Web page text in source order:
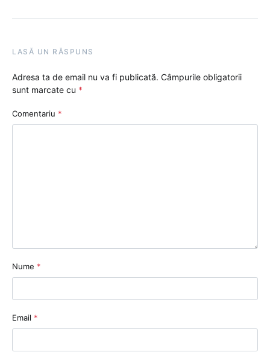
LASĂ UN RĂSPUNS
Adresa ta de email nu va fi publicată. Câmpurile obligatorii
sunt marcate cu *
Comentariu *
Nume *
Email *